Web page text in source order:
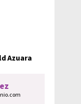
Azuara